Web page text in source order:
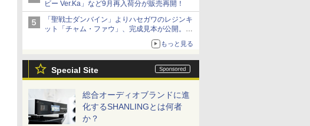
ビー Ver.Ka」など9月再入荷分が販売再開！
「聖戦士ダンバイン」よりハセガワのレジンキ
ット「チャム・ファウ」、完成見本が公開。9
もっと見る
Special Site
総合オーディオブランドに進
化するSHANLINGとは何者
か？